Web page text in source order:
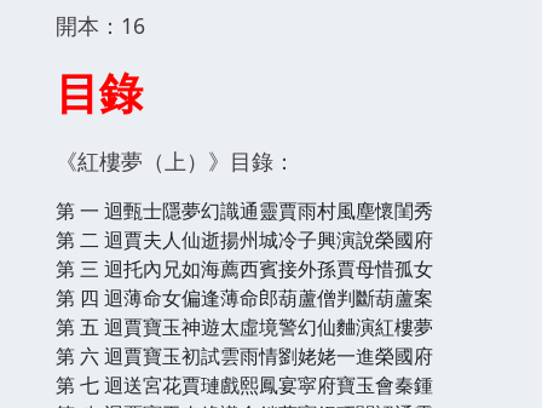
開本：16
目錄
《紅樓夢（上）》目錄：
第 一 迴甄士隱夢幻識通靈賈雨村風塵懷閨秀
第 二 迴賈夫人仙逝揚州城冷子興演說榮國府
第 三 迴托內兄如海薦西賓接外孫賈母惜孤女
第 四 迴薄命女偏逢薄命郎葫蘆僧判斷葫蘆案
第 五 迴賈寶玉神遊太虛境警幻仙麯演紅樓夢
第 六 迴賈寶玉初試雲雨情劉姥姥一進榮國府
第 七 迴送宮花賈璉戲熙鳳宴寜府寶玉會秦鍾